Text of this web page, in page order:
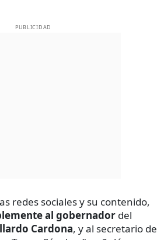
PUBLICIDAD
redes sociales y su contenido,
al gobernador del
Cardona, y al secretario de